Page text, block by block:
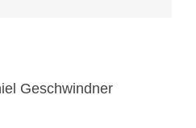
Geschwindner